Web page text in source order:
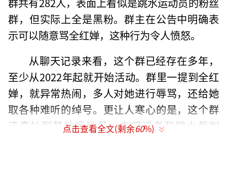
群，但实际上全是黑粉。群主在公告中明确表
示可以随意骂全红婵，这种行为令人愤怒。
从聊天记录来看，这个群已经存在多年，
至少从2022年起就开始活动。群里一提到全红
婵，就异常热闹，多人对她进行辱骂，还给她
取各种难听的绰号。更让人寒心的是，这个群
还牵扯到其他运动员、央视记者和跳水裁判
点击查看全文(剩余60%)